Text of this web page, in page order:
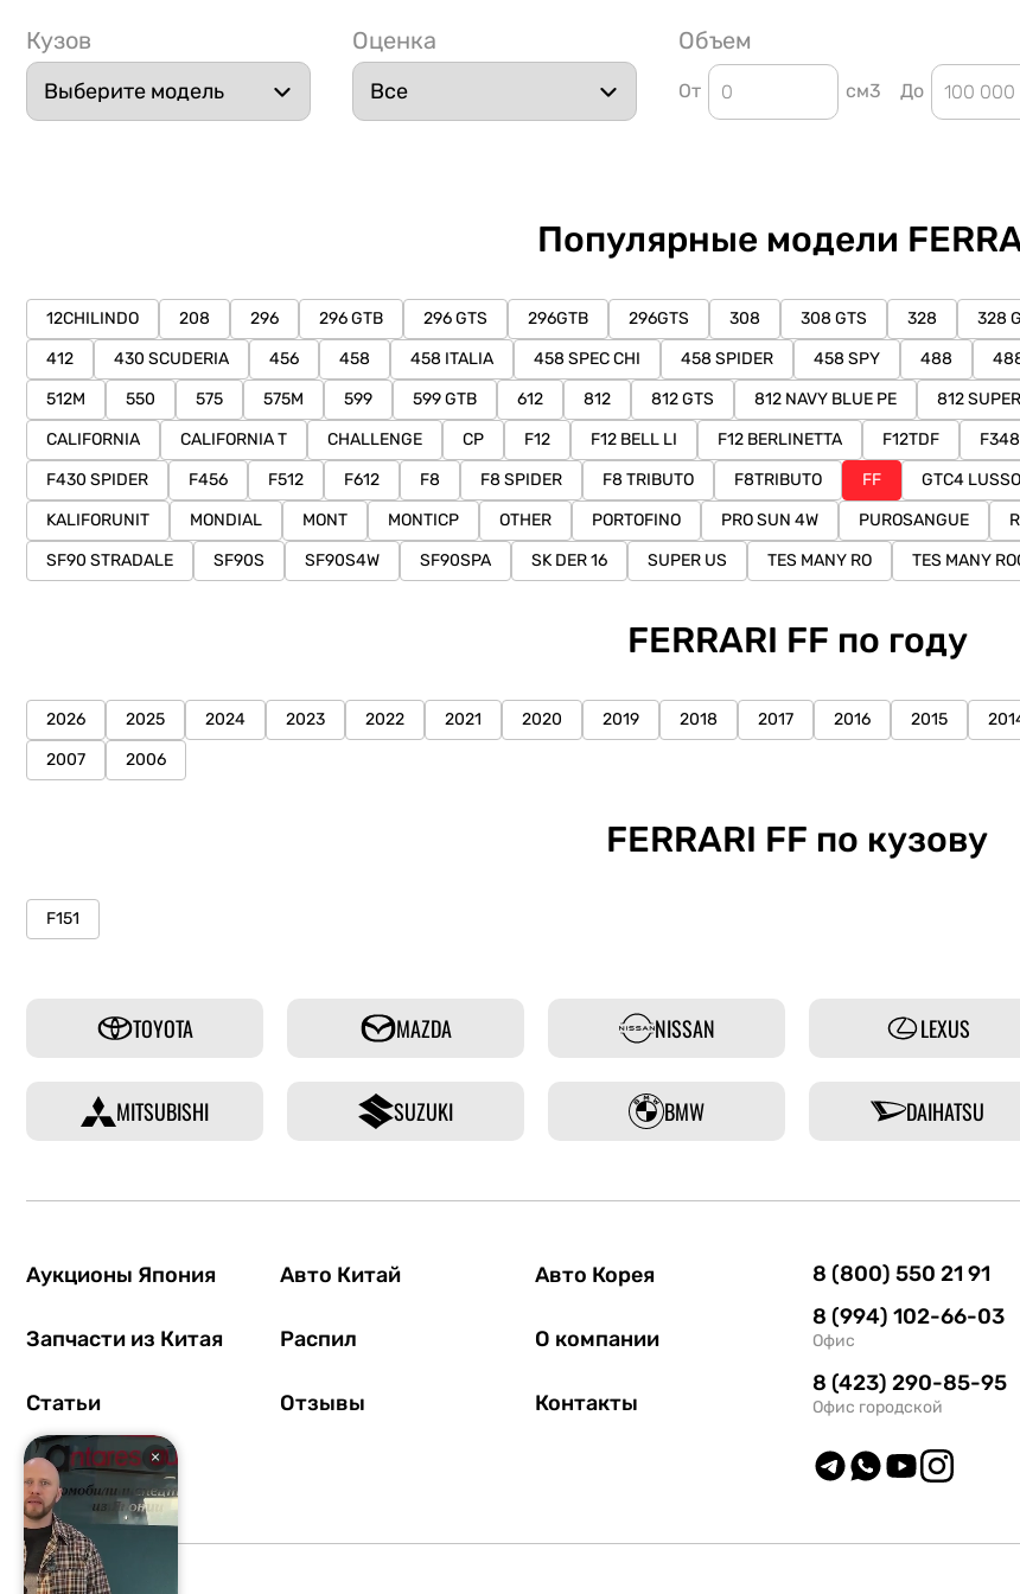
Кузов Оценка Объем
От см3 До
Популярные модели
12CHILINDO 208 296 296 GTB 296 GTS 296GTB 296GTS 308 308 GTS 328 328
412
430 SCUDERIA 456 458 458 ITALIA 458 SPEC CHI 458 SPIDER 458 SPY 488
512M
550 575 575M 599 599 GTB 612 812 812 GTS 812 NAVY BLUE PE 812
CALIFORNIA
CALIFORNIA T CHALLENGE CP F12 F12 BELL LI F12 BERLINETTA F12TDF F348
F430 SPIDER
F456 F512 F612 F8 F8 SPIDER F8 TRIBUTO F8TRIBUTO FF GTC4 LUSSO
KALIFORUNIT
MONDIAL MONT MONTICP OTHER PORTOFINO PRO SUN 4W PUROSANGUE
SF90 STRADALE
SF90S SF90S4W SF90SPA SK DER 16 SUPER US TES MANY RO TES MANY
FERRARI FF по году
2026 2025 2024 2023 2022 2021 2020 2019 2018 2017 2016 2015
2007
2006
FERRARI FF по кузову
F151
TOYOTA MAZDA NISSAN LEXUS
MITSUBISHI SUZUKI BMW DAIHATSU
Аукционы Япония Авто Китай Авто Корея
Запчасти из Китая Распил О компании
Статьи Отзывы Контакты
8 (800) 550 21 91
8 (994) 102-66-03
Офис
8 (423) 290-85-95
Офис городской